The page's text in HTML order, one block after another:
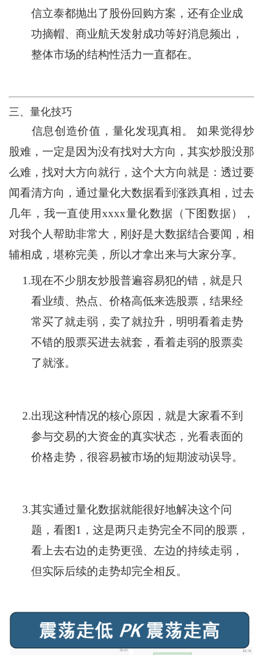
信立泰都抛出了股份回购方案，还有企业成
功摘帽、商业航天发射成功等好消息频出，
整体市场的结构性活力一直都在。
三、量化技巧
信息创造价值，量化发现真相。 如果觉得炒
股难，一定是因为没有找对大方向，其实炒股没那
么难，找对大方向就行，这个大方向就是：透过要
闻看清方向，通过量化大数据看到涨跌真相，过去
几年，我一直使用xxxx量化数据（下图数据），
对我个人帮助非常大，刚好是大数据结合要闻，相
辅相成，堪称完美，所以才拿出来与大家分享。
1.现在不少朋友炒股普遍容易犯的错，就是只
看业绩、热点、价格高低来选股票，结果经
常买了就走弱，卖了就拉升，明明看着走势
不错的股票买进去就套，看着走弱的股票卖
了就涨。
2.出现这种情况的核心原因，就是大家看不到
参与交易的大资金的真实状态，光看表面的
价格走势，很容易被市场的短期波动误导。
3.其实通过量化数据就能很好地解决这个问
题，看图1，这是两只走势完全不同的股票，
看上去右边的走势更强、左边的持续走弱，
但实际后续的走势却完全相反。